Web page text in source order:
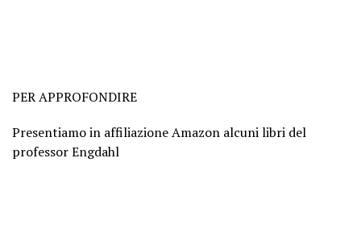
PER APPROFONDIRE
Presentiamo in affiliazione Amazon alcuni libri del
professor Engdahl